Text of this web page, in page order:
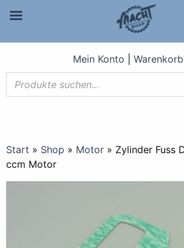
Mein Konto
Start » Shop » Motor » Zylinder Fuss
ccm Motor